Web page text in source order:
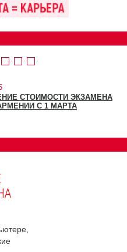
СТОИМОСТИ ЭКЗАМЕНА
АРМЕНИИ С 1 МАРТА